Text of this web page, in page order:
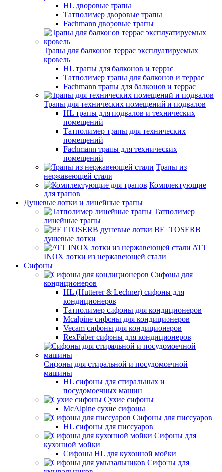
HL дворовые трапы
Татполимер дворовые трапы
Fachmann дворовые трапы
Трапы для балконов террас эксплуатируемых
кровель
HL трапы для балконов и террас
Татполимер трапы для балконов и террас
Fachmann трапы для балконов и террас
Трапы для технических помещений и подвалов
HL трапы для подвалов и технических
помещений
Татполимер трапы для технических
помещений
Fachmann трапы для технических
помещений
Трапы из
нержавеющей стали
Комплектующие
для трапов
Душевые лотки и линейные трапы
Татполимер
линейные трапы
BETTOSERB
душевые лотки
ATT
INOX лотки из нержавеющей стали
Сифоны
Сифоны для
кондиционеров
HL (Hutterer & Lechner) сифоны для
кондиционеров
Татполимер сифоны для кондиционеров
Mcalpine сифоны для кондиционеров
Vecam сифоны для кондиционеров
RexFaber сифоны для кондиционеров
Сифоны для стиральной и посудомоечной
машины
HL сифоны для стиральных и
посудомоечных машин
Сухие сифоны
McAlpine сухие сифоны
Сифоны для писсуаров
HL сифоны для писсуаров
Сифоны для
кухонной мойки
Сифоны HL для кухонной мойки
Сифоны для